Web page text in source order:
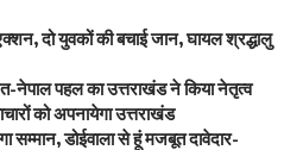
दो युवकों की बचाई जान, घायल श्रद्धालु
पहल का उत्तराखंड ने किया नेतृत्व
को अपनायेगा उत्तराखंड
सम्मान, डोईवाला से हूं मजबूत दावेदार-